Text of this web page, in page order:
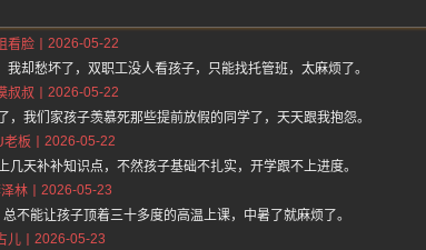
看脸
2026-05-22
却愁坏了，双职工没人看孩子，只能找托管班，太麻烦了。
叔叔
2026-05-22
我们家孩子羡慕死那些提前放假的同学了，天天跟我抱怨。
老板
2026-05-22
天补补知识点，不然孩子基础不扎实，开学跟不上进度。
林
2026-05-23
不能让孩子顶着三十多度的高温上课，中暑了就麻烦了。
儿
2026-05-23